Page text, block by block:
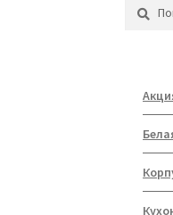
Найти: